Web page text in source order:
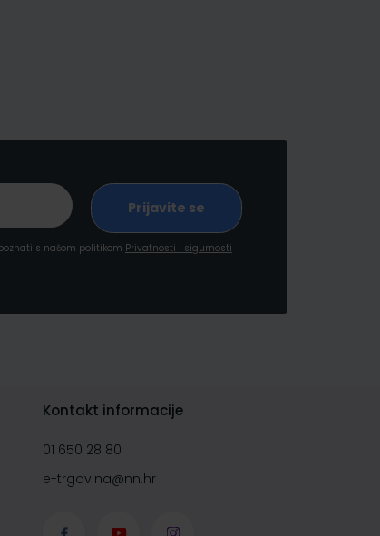
s našom politikom Privatnosti i sigurnosti
Kontakt informacije
01 650 28 80
e-trgovina@nn.hr